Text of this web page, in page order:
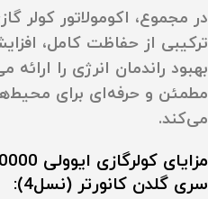
ترکیبی از حفاظت کامل،
بهبود راندمان انرژی را
مطمئن و حرفه‌ای برای
می‌کند.
سری گلدن کانورتر (نسل4):